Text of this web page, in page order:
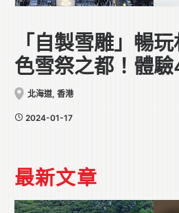
「自製雪雕」暢
色雪祭之都！體驗
活動
北海道, 香港
2024-01-17
最新文章